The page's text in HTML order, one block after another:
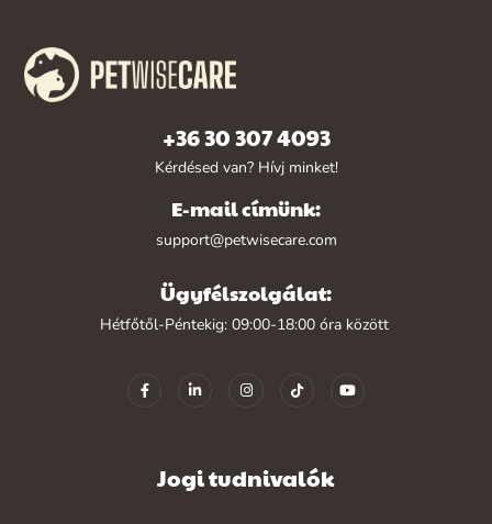
+36 30 307 4093
Kérdésed van? Hívj minket!
E-mail címünk:
support@petwisecare.com
Ügyfélszolgálat:
Hétfőtől-Péntekig: 09:00-18:00 óra között
Jogi tudnivalók